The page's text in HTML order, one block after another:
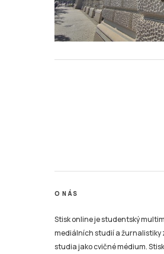
O NÁS
Stisk online je studentský
mediálních studií a žurnalistiky
studia jako cvičné médium.